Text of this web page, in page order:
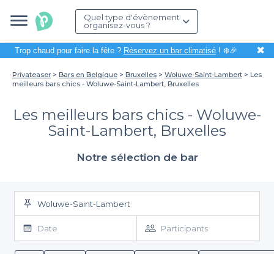
Quel type d'évènement
organisez-vous ?
Trop chaud pour faire la fête ? Réservez un bar climatisé! ❄️🎉 ✖
Privateaser Bars en Belgique Bruxelles Woluwe-Saint-Lambert
Les
meilleurs bars chics - Woluwe-Saint-Lambert, Bruxelles
Les meilleurs bars chics - Woluwe-
Saint-Lambert, Bruxelles
Notre sélection de bar
Woluwe-Saint-Lambert
Date Participants